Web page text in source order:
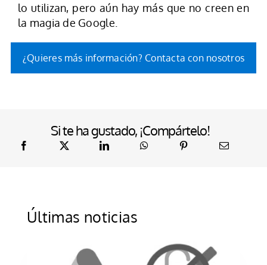
lo utilizan, pero aún hay más que no creen en
la magia de Google.
¿Quieres más información? Contacta con nosotros
Si te ha gustado, ¡Compártelo!
Últimas noticias